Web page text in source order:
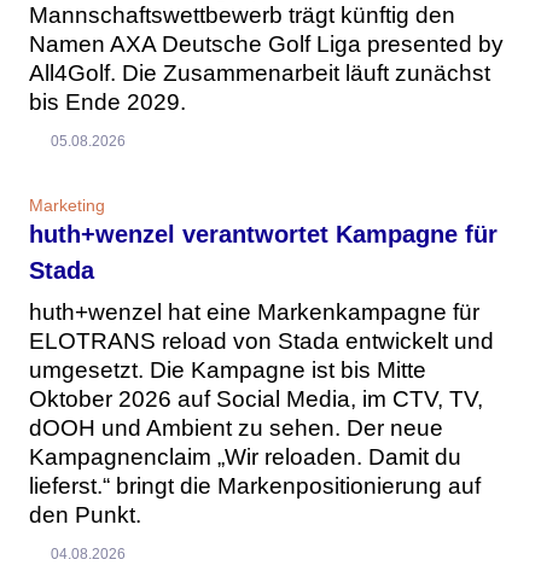
Mannschaftswettbewerb trägt künftig den
Namen AXA Deutsche Golf Liga presented by
All4Golf. Die Zusammenarbeit läuft zunächst
bis Ende 2029.
05.08.2026
Marketing
huth+wenzel verantwortet Kampagne für
Stada
huth+wenzel hat eine Markenkampagne für
ELOTRANS reload von Stada entwickelt und
umgesetzt. Die Kampagne ist bis Mitte
Oktober 2026 auf Social Media, im CTV, TV,
dOOH und Ambient zu sehen. Der neue
Kampagnenclaim „Wir reloaden. Damit du
lieferst.“ bringt die Markenpositionierung auf
den Punkt.
04.08.2026